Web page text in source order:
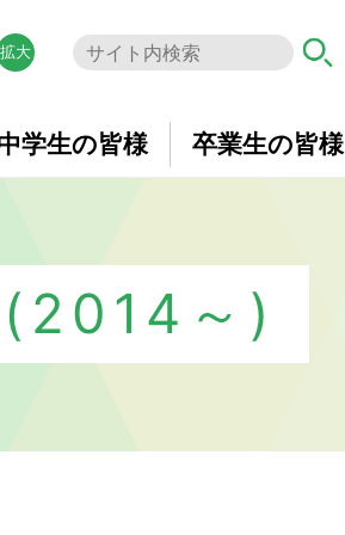
拡大
学生の皆様 卒業生の皆様
～)